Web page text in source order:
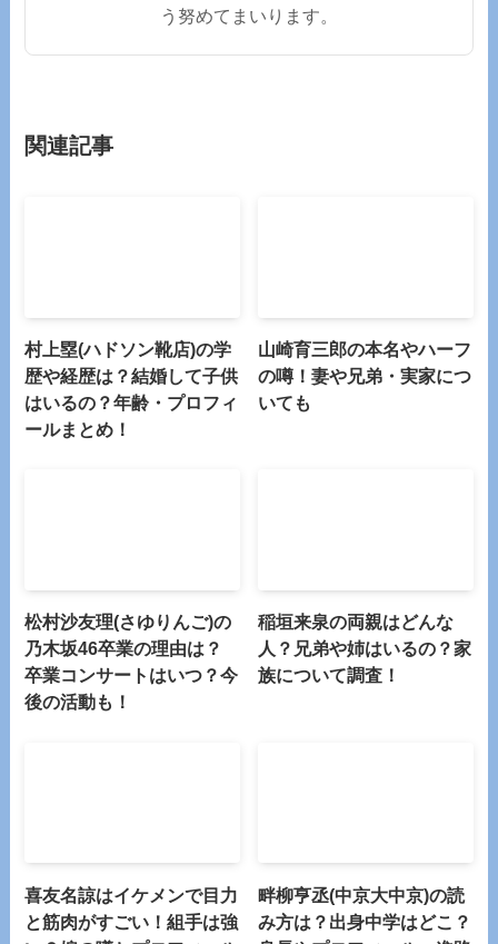
う努めてまいります。
関連記事
村上塁(ハドソン靴店)の学
歴や経歴は？結婚して子供
はいるの？年齢・プロフィ
ールまとめ！
山崎育三郎の本名やハーフ
の噂！妻や兄弟・実家につ
いても
松村沙友理(さゆりんご)の
乃木坂46卒業の理由は？
卒業コンサートはいつ？今
後の活動も！
稲垣来泉の両親はどんな
人？兄弟や姉はいるの？家
族について調査！
喜友名諒はイケメンで目力
と筋肉がすごい！組手は強
畔柳亨丞(中京大中京)の読
み方は？出身中学はどこ？